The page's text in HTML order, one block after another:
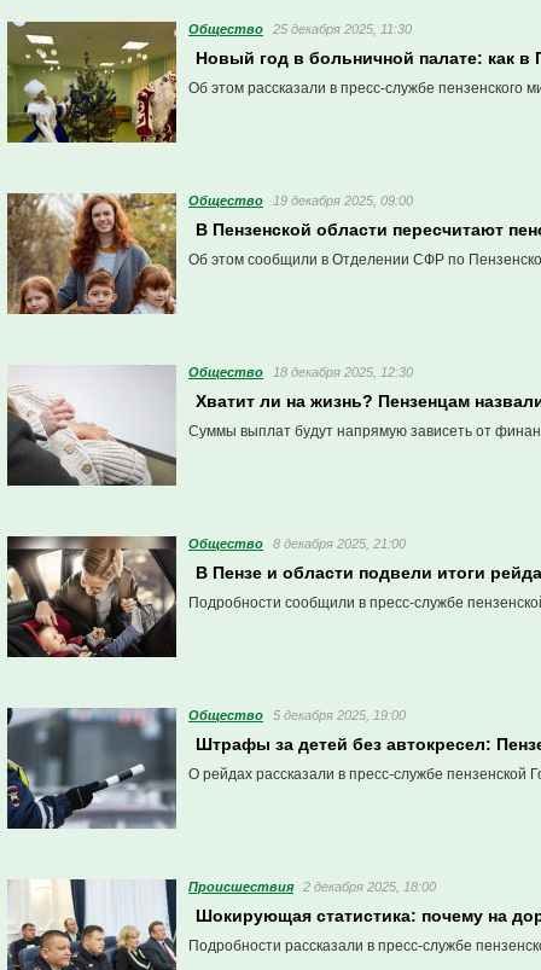
Общество 25 декабря 2025, 11:30
Новый год в больничной палате: как в
Об этом рассказали в пресс-службе пензенского
Общество 19 декабря 2025, 09:00
В Пензенской области пересчитают
Об этом сообщили в Отделении СФР по
Общество 18 декабря 2025, 12:30
Хватит ли на жизнь? Пензенцам
Суммы выплат будут напрямую зависеть от
Общество 8 декабря 2025, 21:00
В Пензе и области подвели итоги
Подробности сообщили в пресс-службе
Общество 5 декабря 2025, 19:00
Штрафы за детей без автокресел:
О рейдах рассказали в пресс-службе пензенской
Проиcшествия 2 декабря 2025, 18:00
Шокирующая статистика: почему на
Подробности рассказали в пресс-службе